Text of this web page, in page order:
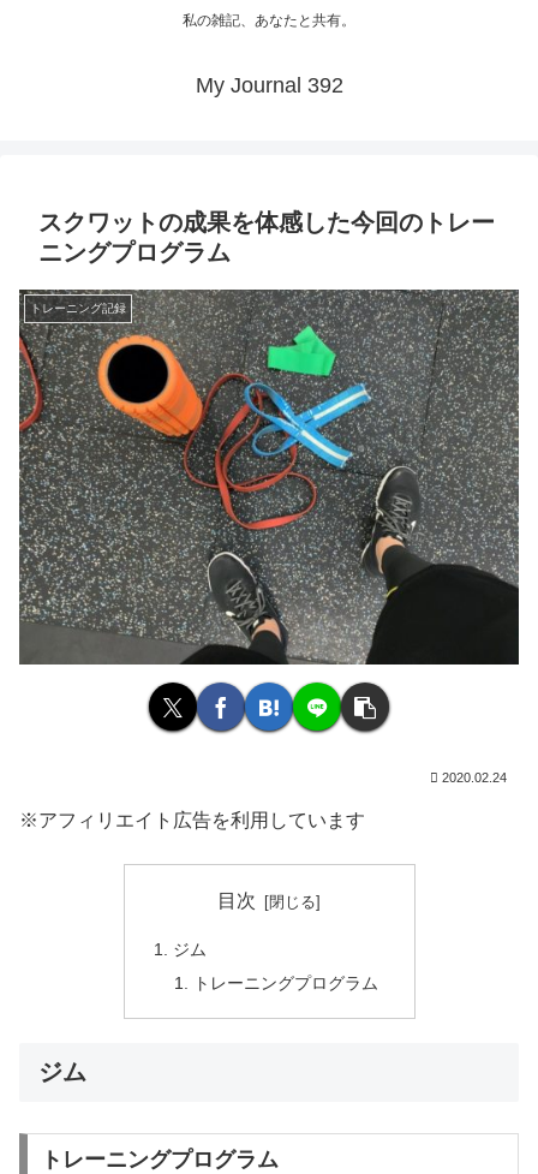
私の雑記、あなたと共有。
My Journal 392
スクワットの成果を体感した今回のトレー
ニングプログラム
トレーニング記録
2020.02.24
※アフィリエイト広告を利用しています
目次
ジム
トレーニングプログラム
ジム
トレーニングプログラム